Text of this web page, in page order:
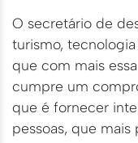
O secretário de
turismo,
que com mais
cumpre um
que é fornecer
pessoas, que mais